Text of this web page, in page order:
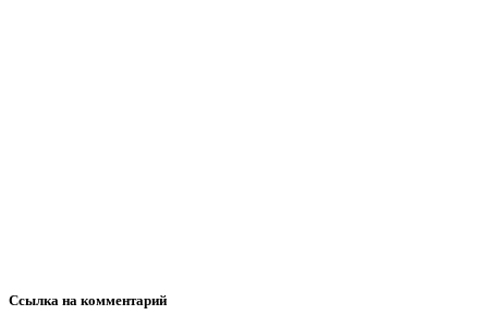
Ссылка на комментарий